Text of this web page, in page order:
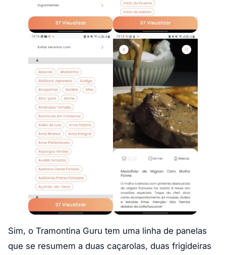
Sim, o Tramontina Guru tem uma linha de panelas
que se resumem a duas caçarolas, duas frigideiras